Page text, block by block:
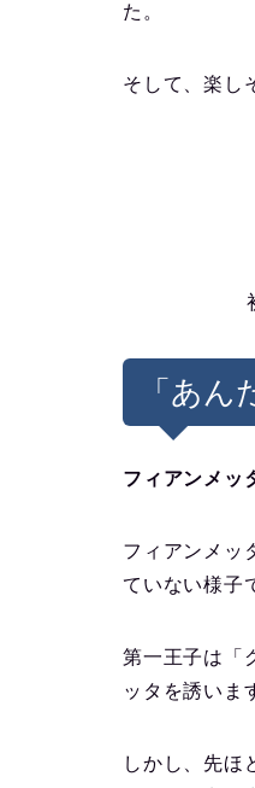
た。
そして、楽し
「あ
フィアンメッ
フィアンメッ
ていない様子
第一王子は「
ッタを誘いま
しかし、先ほ